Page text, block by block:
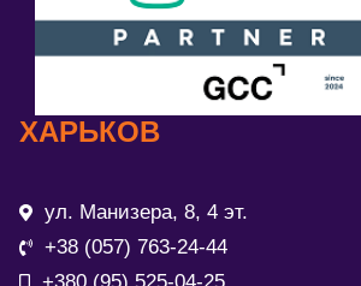
ХАРЬКОВ
ул. Манизера, 8, 4 эт.
+38 (057) 763-24-44